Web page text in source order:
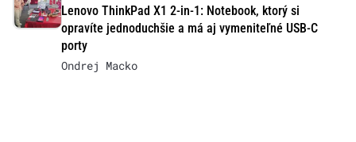
Lenovo ThinkPad X1 2-in-1: Notebook, ktorý si
opravíte jednoduchšie a má aj vymeniteľné USB-C
porty
Ondrej Macko